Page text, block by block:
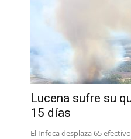
Lucena sufre su
15 días
El Infoca desplaza 65